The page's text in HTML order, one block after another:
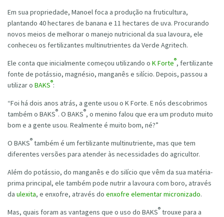
Em sua propriedade, Manoel foca a produção na fruticultura,
plantando 40 hectares de banana e 11 hectares de uva. Procurando
novos meios de melhorar o manejo nutricional da sua lavoura, ele
conheceu os fertilizantes multinutrientes da Verde Agritech.
Ele conta que inicialmente começou utilizando o K Forte®, fertilizante
fonte de potássio, magnésio, manganês e silício. Depois, passou a
utilizar o BAKS®:
“Foi há dois anos atrás, a gente usou o K Forte. E nós descobrimos
também o BAKS®. O BAKS®, o menino falou que era um produto muito
bom e a gente usou. Realmente é muito bom, né?”
O BAKS® também é um fertilizante multinutriente, mas que tem
diferentes versões para atender às necessidades do agricultor.
Além do potássio, do manganês e do silício que vêm da sua matéria-
prima principal, ele também pode nutrir a lavoura com boro, através
da ulexita, e enxofre, através do enxofre elementar micronizado.
Mas, quais foram as vantagens que o uso do BAKS® trouxe para a